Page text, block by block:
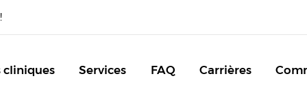
cliniques Services FAQ Carrières